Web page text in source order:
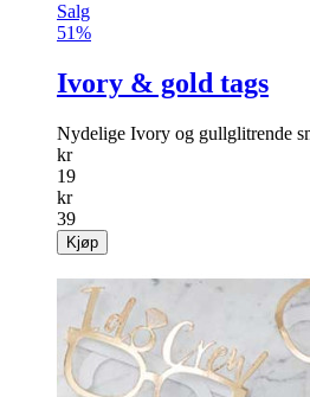
Salg
51%
Ivory & gold tags
Nydelige Ivory og gullglitrende
kr
19
kr
39
Kjøp